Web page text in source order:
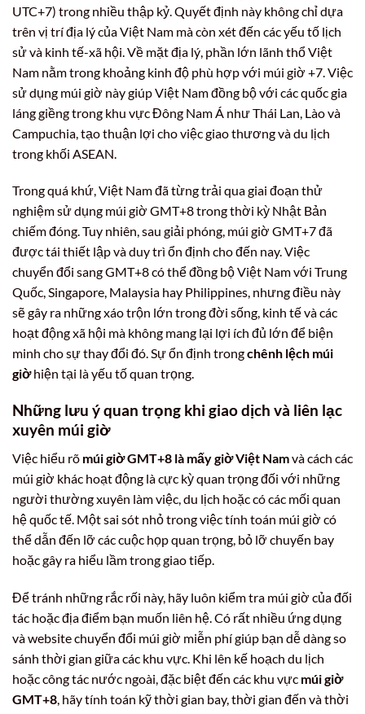
UTC+7) trong nhiều thập kỷ. Quyết định này không chỉ dựa
trên vị trí địa lý của Việt Nam mà còn xét đến các yếu tố lịch
sử và kinh tế-xã hội. Về mặt địa lý, phần lớn lãnh thổ Việt
Nam nằm trong khoảng kinh độ phù hợp với múi giờ +7. Việc
sử dụng múi giờ này giúp Việt Nam đồng bộ với các quốc gia
láng giềng trong khu vực Đông Nam Á như Thái Lan, Lào và
Campuchia, tạo thuận lợi cho việc giao thương và du lịch
trong khối ASEAN.
Trong quá khứ, Việt Nam đã từng trải qua giai đoạn thử
nghiệm sử dụng múi giờ GMT+8 trong thời kỳ Nhật Bản
chiếm đóng. Tuy nhiên, sau giải phóng, múi giờ GMT+7 đã
được tái thiết lập và duy trì ổn định cho đến nay. Việc
chuyển đổi sang GMT+8 có thể đồng bộ Việt Nam với Trung
Quốc, Singapore, Malaysia hay Philippines, nhưng điều này
sẽ gây ra những xáo trộn lớn trong đời sống, kinh tế và các
hoạt động xã hội mà không mang lại lợi ích đủ lớn để biện
minh cho sự thay đổi đó. Sự ổn định trongchênh lệch múi
giờhiện tại là yếu tố quan trọng.
Những lưu ý quan trọng khi giao dịch và liên lạc
xuyên múi giờ
Việc hiểu rõ múi giờ GMT+8 là mấy giờ Việt Namvà cách các
múi giờ khác hoạt động là cực kỳ quan trọng đối với những
người thường xuyên làm việc, du lịch hoặc có các mối quan
hệ quốc tế. Một sai sót nhỏ trong việc tính toán múi giờ có
thể dẫn đến lỡ các cuộc họp quan trọng, bỏ lỡ chuyến bay
hoặc gây ra hiểu lầm trong giao tiếp.
Để tránh những rắc rối này, hãy luôn kiểm tra múi giờ của đối
tác hoặc địa điểm bạn muốn liên hệ. Có rất nhiều ứng dụng
và website chuyển đổi múi giờ miễn phí giúp bạn dễ dàng so
sánh thời gian giữa các khu vực. Khi lên kế hoạch du lịch
hoặc công tác nước ngoài, đặc biệt đến các khu vực múi giờ
GMT+8 , hãy tính toán kỹ thời gian bay, thời gian đến và thời